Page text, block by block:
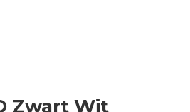
Zwart Wit